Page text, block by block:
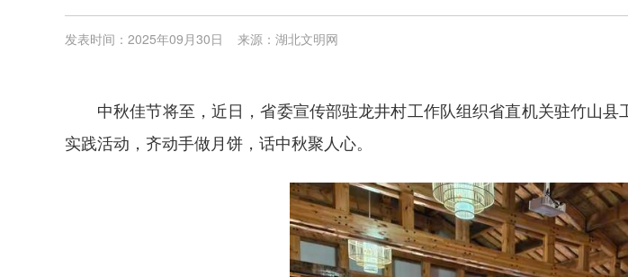
发表时间：2025年09月30日 来源：湖北文明网
中秋佳节将至，近日，省委宣传部驻龙井村工作队组织省直机关驻竹山
实践活动，齐动手做月饼，话中秋聚人心。